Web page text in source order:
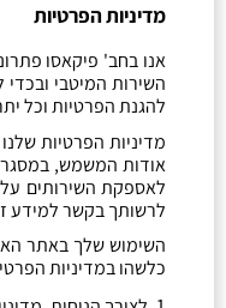
מדיניות הפרטיות
אנו בחב' פיקאסו
השירות המיטבי
להגנת הפרטיות וכל
מדיניות הפרטיות שלנו
אודות המשמש,
לאספקת השירותים על
לרשותך בקשר למידע
השימוש שלך באתר
כלשהו במדיניות